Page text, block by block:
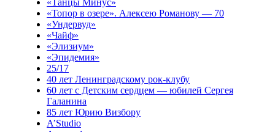
«Танцы Минус»
«Топор в озере». Алексею Романову — 70
«Ундервуд»
«Чайф»
«Элизиум»
«Эпидемия»
25/17
40 лет Ленинградскому рок-клубу
60 лет с Детским сердцем — юбилей Сергея
Галанина
85 лет Юрию Визбору
A’Studio